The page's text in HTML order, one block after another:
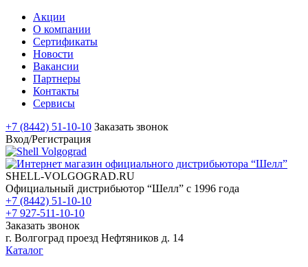
Акции
О компании
Сертификаты
Новости
Вакансии
Партнеры
Контакты
Сервисы
+7 (8442) 51-10-10 Заказать звонок
Вход/Регистрация
SHELL-VOLGOGRAD.RU
Официальный дистрибьютор “Шелл” с 1996 года
+7 (8442) 51-10-10
+7 927-511-10-10
Заказать звонок
г. Волгоград проезд Нефтяников д. 14
Каталог